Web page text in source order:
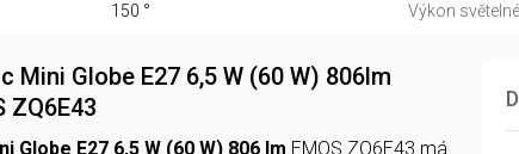
150 ° Výkon
Mini Globe E27 6,5 W (60 W) 806lm
ZQ6E43
Globe E27 6,5 W (60 W) 806 lm EMOS ZQ6E43 má